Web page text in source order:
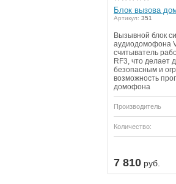
Блок вызова
Артикул: 351
Вызывной блок
аудиодомофона
считыватель
RF3, что делает
безопасным и
возможность
домофона
Производитель
Количество:
7 810 руб.